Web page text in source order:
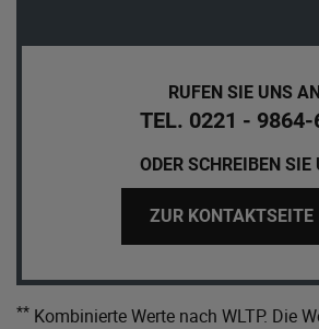
RUFEN SIE UNS
TEL. 0221 - 9864-
ODER SCHREIBEN SIE
ZUR KONTAKTSEITE
** Kombinierte Werte nach WLTP. Die